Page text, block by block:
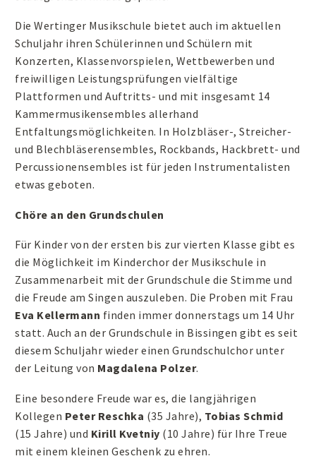
Die Wertinger Musikschule bietet auch im aktuellen
Schuljahr ihren Schülerinnen und Schülern mit
Konzerten, Klassenvorspielen, Wettbewerben und
freiwilligen Leistungsprüfungen vielfältige
Plattformen und Auftritts- und mit insgesamt 14
Kammermusikensembles allerhand
Entfaltungsmöglichkeiten. In Holzbläser-, Streicher-
und Blechbläserensembles, Rockbands, Hackbrett- und
Percussionensembles ist für jeden Instrumentalisten
etwas geboten.
Chöre an den Grundschulen
Für Kinder von der ersten bis zur vierten Klasse gibt es
die Möglichkeit im Kinderchor der Musikschule in
Zusammenarbeit mit der Grundschule die Stimme und
die Freude am Singen auszuleben. Die Proben mit Frau
Eva Kellermann finden immer donnerstags um 14 Uhr
statt. Auch an der Grundschule in Bissingen gibt es seit
diesem Schuljahr wieder einen Grundschulchor unter
der Leitung von Magdalena Polzer.
Eine besondere Freude war es, die langjährigen
Kollegen Peter Reschka (35 Jahre), Tobias Schmid
(15 Jahre) und Kirill Kvetniy (10 Jahre) für Ihre Treue
mit einem kleinen Geschenk zu ehren.